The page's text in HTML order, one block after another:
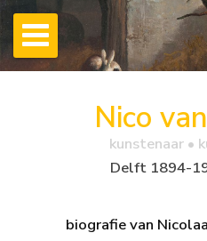
Nico
kunstenaar •
Delft 1894-
biografie van